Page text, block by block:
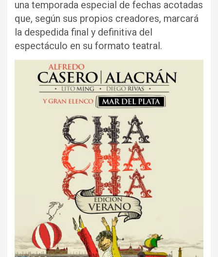
una temporada especial de fechas acotadas
que, según sus propios creadores, marcará
la despedida final y definitiva del
espectáculo en su formato teatral.